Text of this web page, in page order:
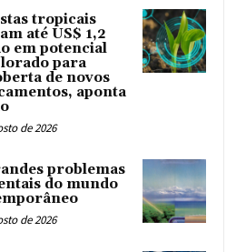
tropicais
até US$ 1,2
em potencial
para
de novos
aponta
de 2026
problemas
do mundo
de 2026